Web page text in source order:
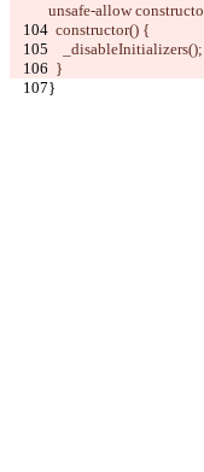
unsafe-allow
  constructor() {
_disableInitializers();
  }
}